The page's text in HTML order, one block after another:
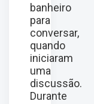
banheiro
para
conversar,
quando
iniciaram
uma
discussão.
Durante